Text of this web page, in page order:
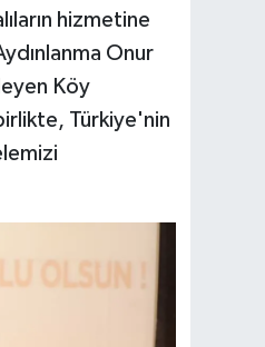
hizmetine
Onur
Köy
Türkiye'nin